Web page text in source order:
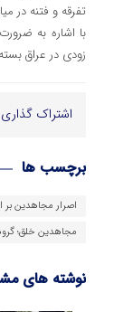
تفرقه و فتنه در
با اشاره به
زودی در عراق
اشتراک
برچسب ها
اصرار مجاهدین
مجاهدین خلق؛
نوشته های